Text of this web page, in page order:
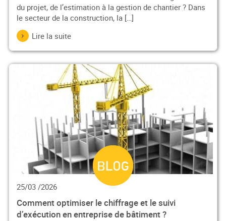
du projet, de l’estimation à la gestion de chantier ? Dans
le secteur de la construction, la […]
Lire la suite
25/03 /2026
Comment optimiser le chiffrage et le suivi
d’exécution en entreprise de bâtiment ?